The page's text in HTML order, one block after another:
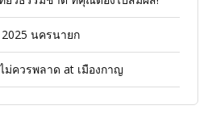
นครนายก
ควรพลาด at เมืองกาญ